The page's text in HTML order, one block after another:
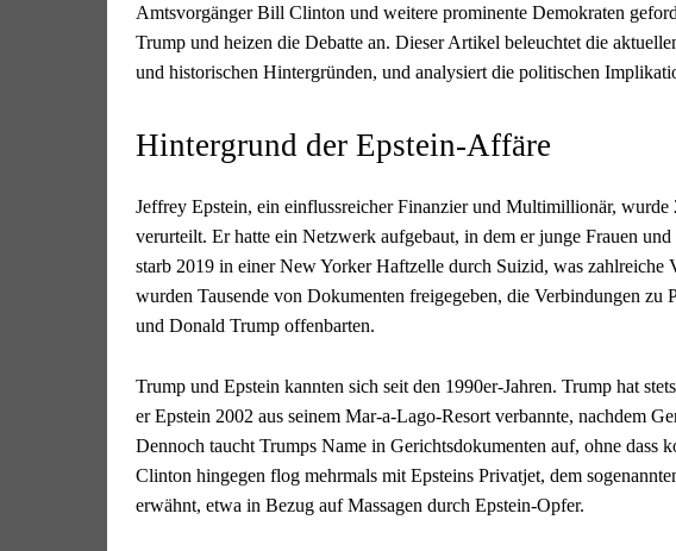
Amtsvorgänger Bill Clinton und weitere prominente Demokraten
Trump und heizen die Debatte an. Dieser Artikel beleuchtet die
und historischen Hintergründen, und analysiert die politischen
Hintergrund der Epstein-Affäre
Jeffrey Epstein, ein einflussreicher Finanzier und Multimillionär, wurde
verurteilt. Er hatte ein Netzwerk aufgebaut, in dem er junge Frauen
starb 2019 in einer New Yorker Haftzelle durch Suizid, was zahlreiche
wurden Tausende von Dokumenten freigegeben, die Verbindungen
und Donald Trump offenbarten.
Trump und Epstein kannten sich seit den 1990er-Jahren. Trump hat
er Epstein 2002 aus seinem Mar-a-Lago-Resort verbannte, nachdem
Dennoch taucht Trumps Name in Gerichtsdokumenten auf, ohne dass
Clinton hingegen flog mehrmals mit Epsteins Privatjet, dem
erwähnt, etwa in Bezug auf Massagen durch Epstein-Opfer.